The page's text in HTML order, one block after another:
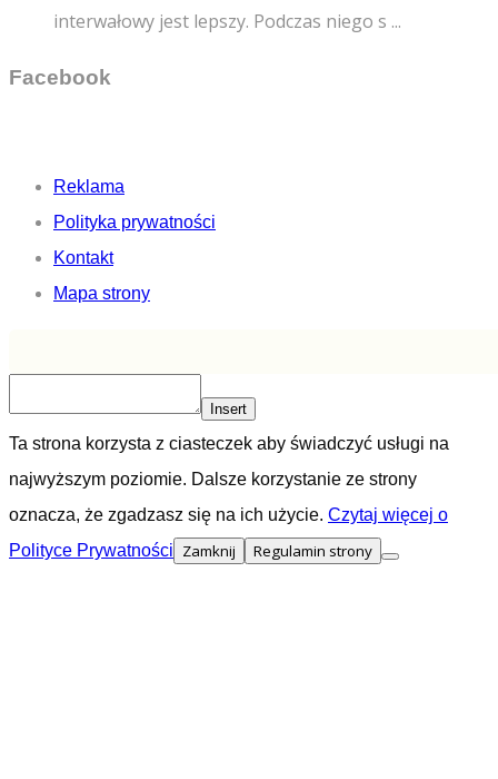
interwałowy jest lepszy. Podczas niego s ...
Facebook
Reklama
Polityka prywatności
Kontakt
Mapa strony
Insert
Ta strona korzysta z ciasteczek aby świadczyć usługi na
najwyższym poziomie. Dalsze korzystanie ze strony
oznacza, że zgadzasz się na ich użycie. Czytaj więcej o
Polityce Prywatności Zamknij Regulamin strony